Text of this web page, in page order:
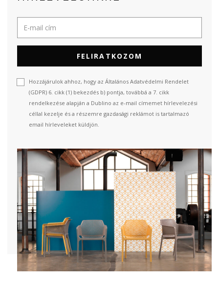
FELIRATKOZOM
Hozzájárulok ahhoz, hogy az Általános Adatvédelmi Rendelet
(GDPR) 6. cikk (1) bekezdés b) pontja, továbbá a 7. cikk
rendelkezése alapján a Dublino az e-mail címemet hírlevelezési
céllal kezelje és a részemre gazdasági reklámot is tartalmazó
email hírleveleket küldjön.